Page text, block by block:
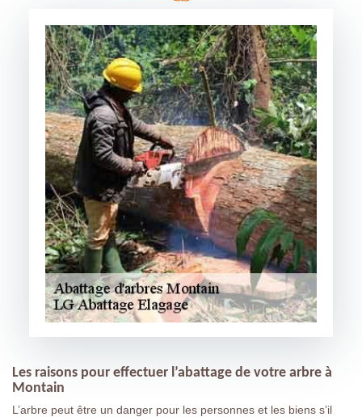
Les raisons pour effectuer l’abattage de votre arbre à
Montain
L’arbre peut être un danger pour les personnes et les biens s’il